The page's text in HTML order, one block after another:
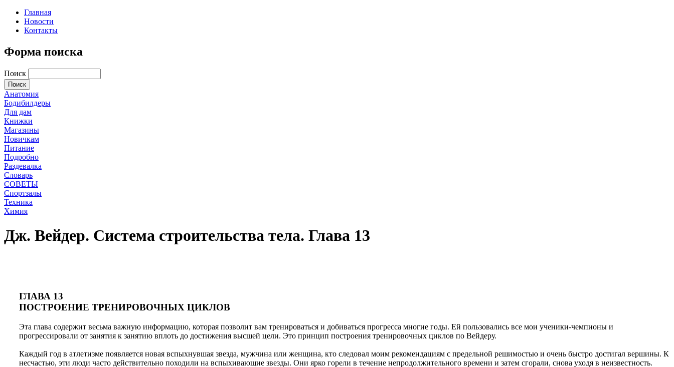
Главная
Новости
Контакты
Форма поиска
Поиск
Анатомия
Бодибилдеры
Для дам
Книжки
Магазины
Новичкам
Питание
Подробно
Раздевалка
Словарь
СОВЕТЫ
Спортзалы
Техника
Химия
Дж. Вейдер. Система строительства тела. Глава 13
ГЛАВА 13
ПОСТРОЕНИЕ ТРЕНИРОВОЧНЫХ ЦИКЛОВ
Эта глава содержит весьма важную информацию, которая позволит вам тренироваться и добиваться прогресса многие годы. Ей пользовались все мои ученики-чемпионы и
прогрессировали от занятия к занятию вплоть до достижения высшей цели. Это принцип построения тренировочных циклов по Вейдеру.
Каждый год в атлетизме появляется новая вспыхнувшая звезда, мужчина или женщина, кто следовал моим рекомендациям с предельной решимостью и очень быстро достигал вершины. К
несчастью, эти люди часто действительно походили на вспыхивающие звезды. Они ярко горели в течение непродолжительного времени и затем сгорали, снова уходя в неизвестность.